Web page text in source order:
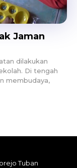
Jaman
dilakukan
Di tengah
membudaya,
Tuban